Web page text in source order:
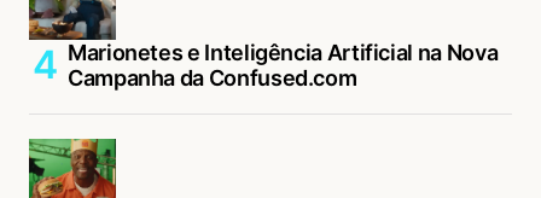
Marionetes e Inteligência Artificial na Nova
Campanha da Confused.com